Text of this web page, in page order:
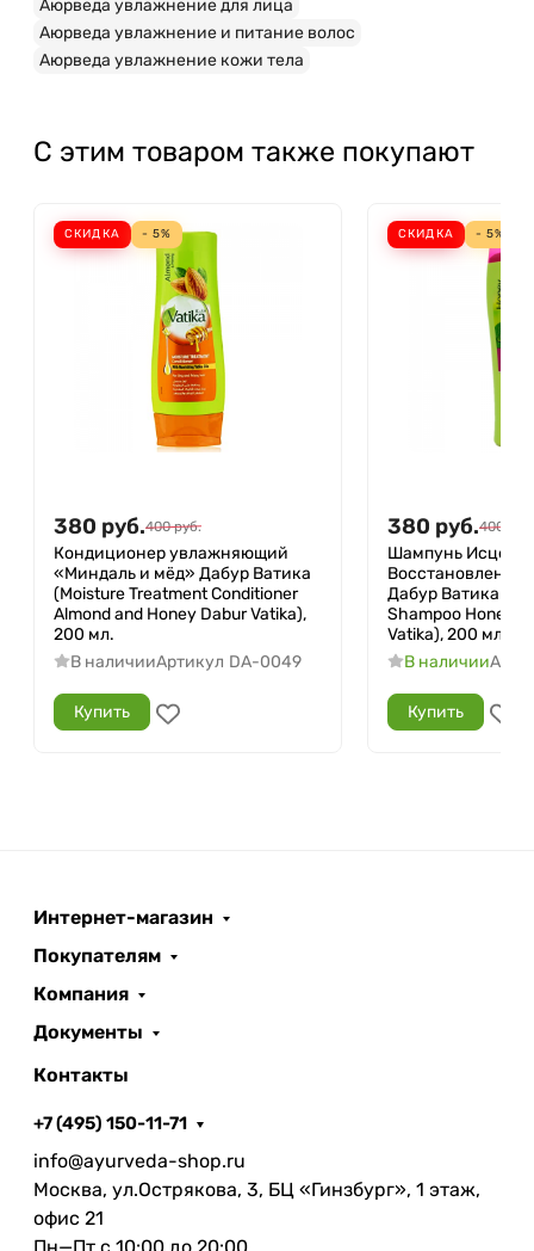
Аюрведа увлажнение для лица
Аюрведа увлажнение и питание волос
Аюрведа увлажнение кожи тела
С этим товаром также покупают
СКИДКА - 5%
380 руб.400 руб.
Кондиционер увлажняющий
«Миндаль и мёд» Дабур Ватика
(Moisture Treatment Conditioner
Almond and Honey Dabur Vatika),
200 мл.
В наличииАртикул DA-0049
Купить
СКИДКА - 5%
380 руб.400
Шампунь
Восстановление
Дабур Ватика
Shampoo Honey
Vatika), 200 мл.
В наличии
Купить
Интернет-магазин
Покупателям
Компания
Документы
Контакты
+7 (495) 150-11-71
info@ayurveda-shop.ru
Москва, ул.Острякова, 3, БЦ «Гинзбург», 1 этаж,
офис 21